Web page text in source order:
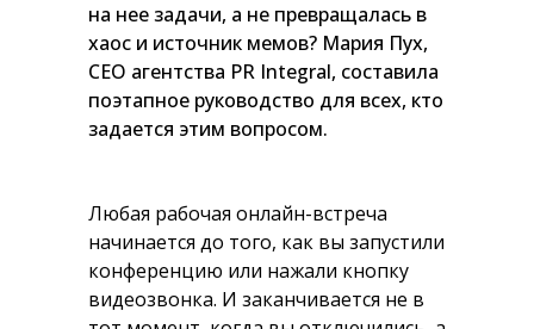
на нее задачи, а не превращалась в
хаос и источник мемов? Мария Пух,
CEO агентства PR Integral, составила
поэтапное руководство для всех, кто
задается этим вопросом.
Любая рабочая онлайн-встреча
начинается до того, как вы запустили
конференцию или нажали кнопку
видеозвонка. И заканчивается не в